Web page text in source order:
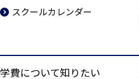
スクールカレンダー
学費について知りたい